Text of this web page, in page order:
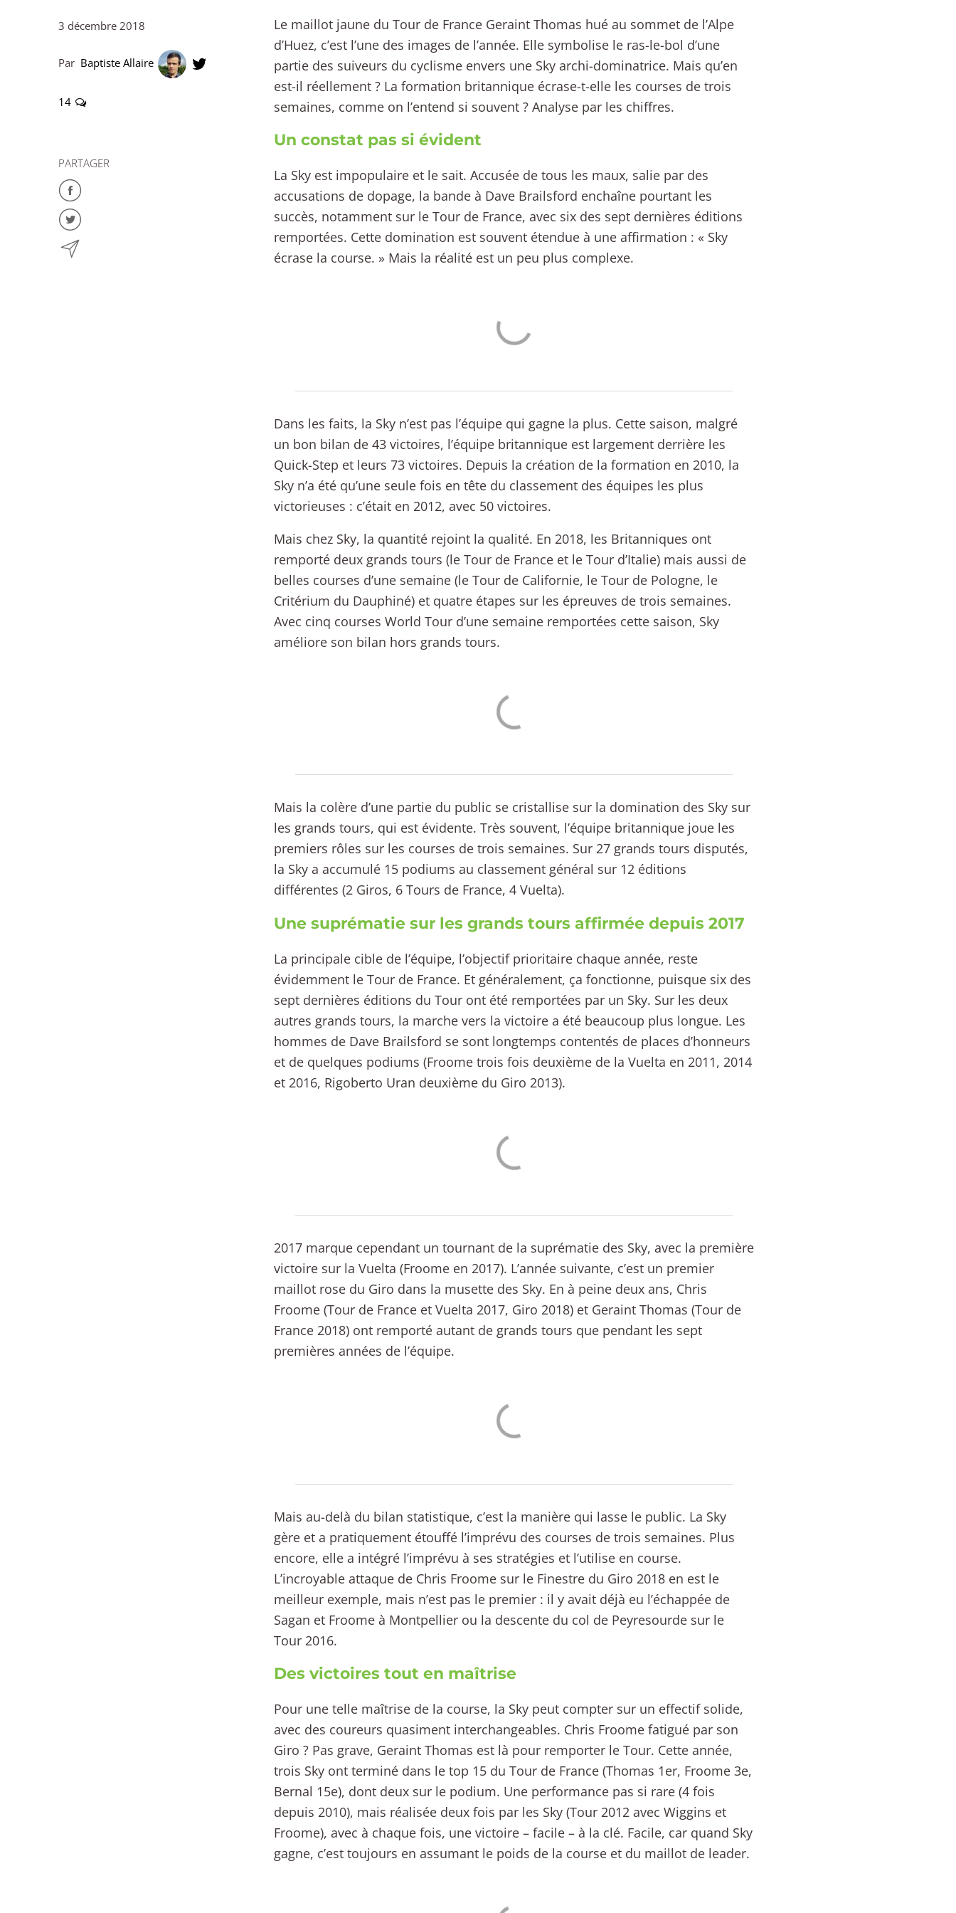
3 décembre 2018
Par Baptiste Allaire
14
PARTAGER
Le maillot jaune du Tour de France Geraint Thomas hué au sommet de l’Alpe
d’Huez, c’est l’une des images de l’année. Elle symbolise le ras-le-bol d’une
partie des suiveurs du cyclisme envers une Sky archi-dominatrice. Mais qu’en
est-il réellement ? La formation britannique écrase-t-elle les courses de trois
semaines, comme on l’entend si souvent ? Analyse par les chiffres.
Un constat pas si évident
La Sky est impopulaire et le sait. Accusée de tous les maux, salie par des
accusations de dopage, la bande à Dave Brailsford enchaîne pourtant les
succès, notamment sur le Tour de France, avec six des sept dernières éditions
remportées. Cette domination est souvent étendue à une affirmation : « Sky
écrase la course. » Mais la réalité est un peu plus complexe.
Dans les faits, la Sky n’est pas l’équipe qui gagne la plus. Cette saison, malgré
un bon bilan de 43 victoires, l’équipe britannique est largement derrière les
Quick-Step et leurs 73 victoires. Depuis la création de la formation en 2010, la
Sky n’a été qu’une seule fois en tête du classement des équipes les plus
victorieuses : c’était en 2012, avec 50 victoires.
Mais chez Sky, la quantité rejoint la qualité. En 2018, les Britanniques ont
remporté deux grands tours (le Tour de France et le Tour d’Italie) mais aussi de
belles courses d’une semaine (le Tour de Californie, le Tour de Pologne, le
Critérium du Dauphiné) et quatre étapes sur les épreuves de trois semaines.
Avec cinq courses World Tour d’une semaine remportées cette saison, Sky
améliore son bilan hors grands tours.
Mais la colère d’une partie du public se cristallise sur la domination des Sky sur
les grands tours, qui est évidente. Très souvent, l’équipe britannique joue les
premiers rôles sur les courses de trois semaines. Sur 27 grands tours disputés,
la Sky a accumulé 15 podiums au classement général sur 12 éditions
différentes (2 Giros, 6 Tours de France, 4 Vuelta).
Une suprématie sur les grands tours affirmée depuis 2017
La principale cible de l’équipe, l’objectif prioritaire chaque année, reste
évidemment le Tour de France. Et généralement, ça fonctionne, puisque six des
sept dernières éditions du Tour ont été remportées par un Sky. Sur les deux
autres grands tours, la marche vers la victoire a été beaucoup plus longue. Les
hommes de Dave Brailsford se sont longtemps contentés de places d’honneurs
et de quelques podiums (Froome trois fois deuxième de la Vuelta en 2011, 2014
et 2016, Rigoberto Uran deuxième du Giro 2013).
2017 marque cependant un tournant de la suprématie des Sky, avec la première
victoire sur la Vuelta (Froome en 2017). L’année suivante, c’est un premier
maillot rose du Giro dans la musette des Sky. En à peine deux ans, Chris
Froome (Tour de France et Vuelta 2017, Giro 2018) et Geraint Thomas (Tour de
France 2018) ont remporté autant de grands tours que pendant les sept
premières années de l’équipe.
Mais au-delà du bilan statistique, c’est la manière qui lasse le public. La Sky
gère et a pratiquement étouffé l’imprévu des courses de trois semaines. Plus
encore, elle a intégré l’imprévu à ses stratégies et l’utilise en course.
L’incroyable attaque de Chris Froome sur le Finestre du Giro 2018 en est le
meilleur exemple, mais n’est pas le premier : il y avait déjà eu l’échappée de
Sagan et Froome à Montpellier ou la descente du col de Peyresourde sur le
Tour 2016.
Des victoires tout en maîtrise
Pour une telle maîtrise de la course, la Sky peut compter sur un effectif solide,
avec des coureurs quasiment interchangeables. Chris Froome fatigué par son
Giro ? Pas grave, Geraint Thomas est là pour remporter le Tour. Cette année,
trois Sky ont terminé dans le top 15 du Tour de France (Thomas 1er, Froome 3e,
Bernal 15e), dont deux sur le podium. Une performance pas si rare (4 fois
depuis 2010), mais réalisée deux fois par les Sky (Tour 2012 avec Wiggins et
Froome), avec à chaque fois, une victoire – facile – à la clé. Facile, car quand Sky
gagne, c’est toujours en assumant le poids de la course et du maillot de leader.